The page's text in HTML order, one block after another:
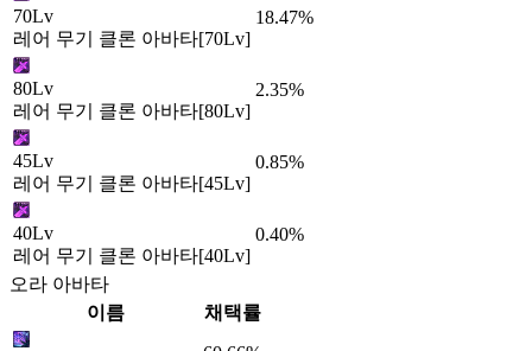
70Lv
레어 무기 클론 아바타[70Lv]
18.47%
80Lv
레어 무기 클론 아바타[80Lv]
2.35%
45Lv
레어 무기 클론 아바타[45Lv]
0.85%
40Lv
레어 무기 클론 아바타[40Lv]
0.40%
오라 아바타
이름
채택률